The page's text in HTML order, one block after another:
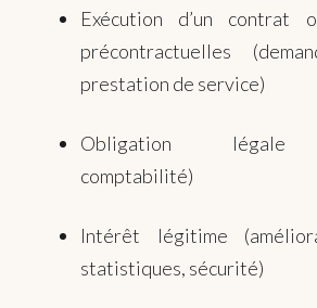
Exécution d’un contrat
précontractuelles
prestation de service)
Obligation légale
comptabilité)
Intérêt légitime
statistiques, sécurité)